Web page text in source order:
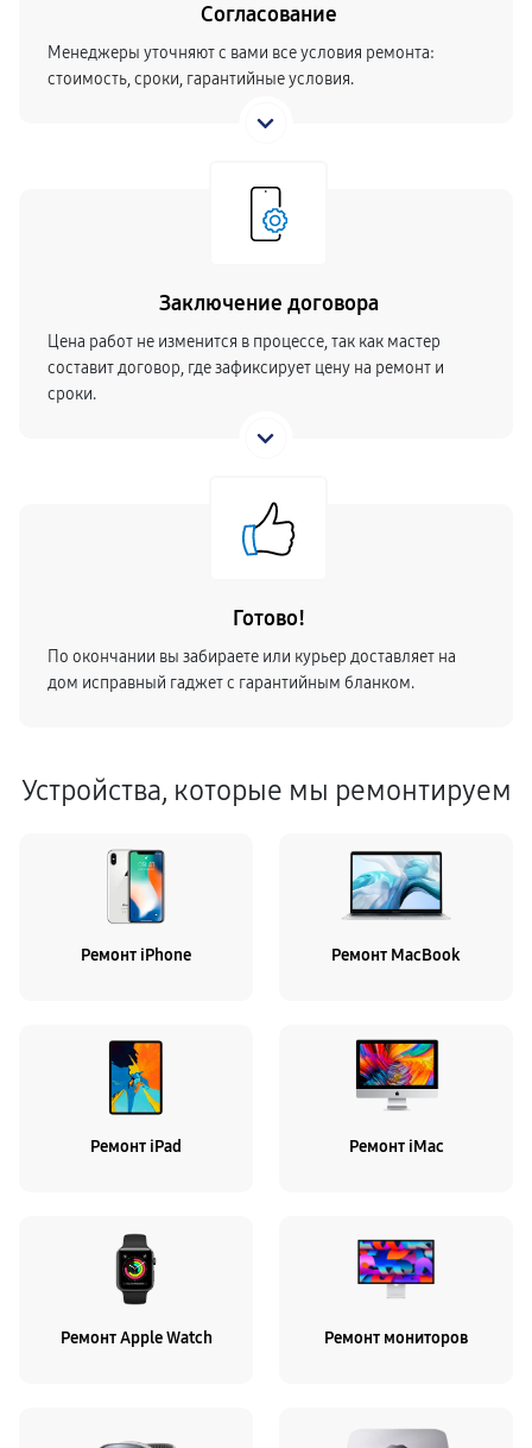
Согласование
Менеджеры уточняют с вами все условия ремонта:
стоимость, сроки, гарантийные условия.
Заключение договора
Цена работ не изменится в процессе, так как мастер
составит договор, где зафиксирует цену на ремонт и
сроки.
Готово!
По окончании вы забираете или курьер доставляет на
дом исправный гаджет с гарантийным бланком.
Устройства, которые мы ремонтируем
Ремонт iPhone Ремонт MacBook
Ремонт iPad Ремонт iMac
Ремонт Apple Watch Ремонт мониторов